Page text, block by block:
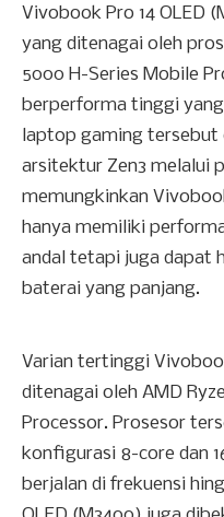
Vivobook Pro 14 OLED
yang ditenagai oleh
5000 H-Series Mobile
berperforma tinggi
laptop gaming tersebut
arsitektur Zen3 melalui
memungkinkan
hanya memiliki
andal tetapi juga dapat
baterai yang panjang.
Varian tertinggi
ditenagai oleh AMD
Processor. Prosesor
konfigurasi 8-core dan
berjalan di frekuensi